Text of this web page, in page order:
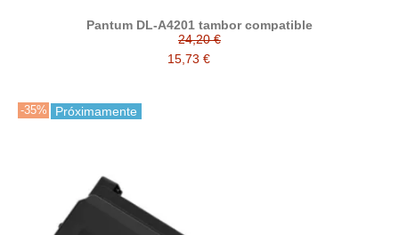
Pantum DL-A4201 tambor compatible
24,20 €
15,73 €
-35% Próximamente